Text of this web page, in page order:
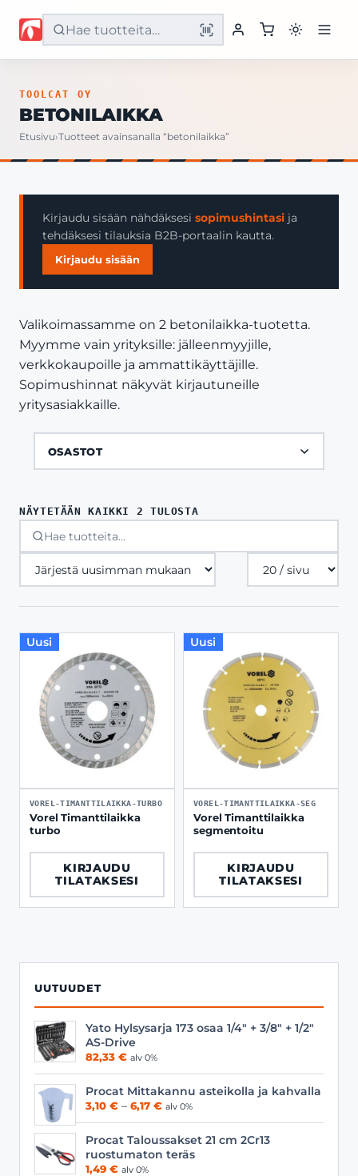
Etusivu
Yritys
Yhteystiedot
TOOLCAT OY
BETONILAIKKA
Etusivu›Tuotteet avainsanalla “betonilaikka”
Kirjaudu sisään nähdäksesi sopimushintasi ja
tehdäksesi tilauksia B2B-portaalin kautta.
Kirjaudu sisään
Valikoimassamme on 2 betonilaikka-tuotetta.
Myymme vain yrityksille: jälleenmyyjille,
verkkokaupoille ja ammattikäyttäjille.
Sopimushinnat näkyvät kirjautuneille
yritysasiakkaille.
OSASTOT
UUTUUDET
Yato Hylsysarja 173 osaa 1/4" + 3/8" + 1/2"
AS-Drive
82,33 € alv 0%
Procat Mittakannu asteikolla ja kahvalla
3,10 € – 6,17 €Hintaluokka:
6,17 €
alv 0%
Procat Taloussakset 21 cm 2Cr13
ruostumaton teräs
1,49 € alv 0%
NÄYTETÄÄN KAIKKI 2 TULOSTASORTED
Tuotteita
sivulla
Uusi
VOREL-TIMANTTILAIKKA-TURBO
Vorel Timanttilaikka
turbo
KIRJAUDU
TILATAKSESI
Uusi
VOREL-TIMANTTILAIKKA-SEG
Vorel Timanttilaikka
segmentoitu
KIRJAUDU
TILATAKSESI